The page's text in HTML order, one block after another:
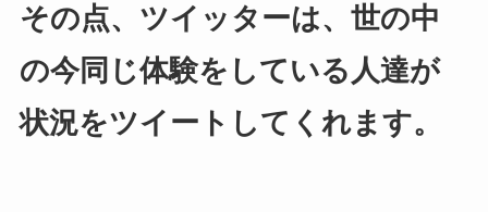
その点、ツイッターは、世の中
の今同じ体験をしている人達が
状況をツイートしてくれます。